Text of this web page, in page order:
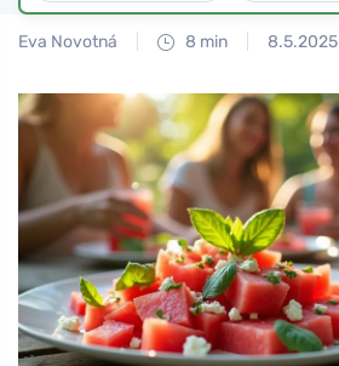
Eva Novotná 8 min 8.5.2025